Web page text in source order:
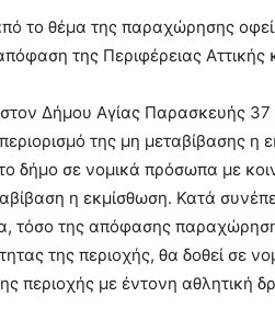
το θέμα της παραχώρησης
της Περιφέρειας
Δήμου Αγίας Παρασκευής
της μη μεταβίβασης
σε νομικά πρόσωπα με
η εκμίσθωση. Κατά
τόσο της απόφασης
της περιοχής, θα δοθεί
περιοχής με έντονη αθλητική